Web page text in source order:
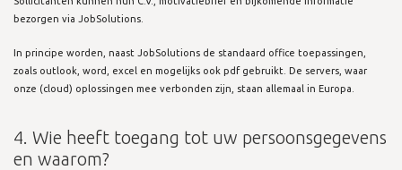
bezorgen via JobSolutions.
In principe worden, naast JobSolutions de standaard office toepassingen,
zoals outlook, word, excel en mogelijks ook pdf gebruikt. De servers, waar
onze (cloud) oplossingen mee verbonden zijn, staan allemaal in Europa.
4. Wie heeft toegang tot uw persoonsgegevens
en waarom?